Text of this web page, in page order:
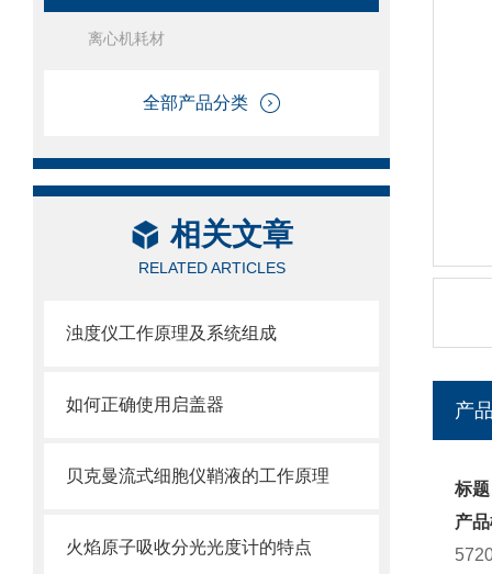
离心机耗材
全部产品分类
相关文章
RELATED ARTICLES
浊度仪工作原理及系统组成
如何正确使用启盖器
贝克曼流式细胞仪鞘液的工作原理
火焰原子吸收分光光度计的特点
产
标
产